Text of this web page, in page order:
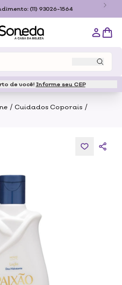
(11) 93026-1564
de você! Informe seu CEP
/ Cuidados Coporais /